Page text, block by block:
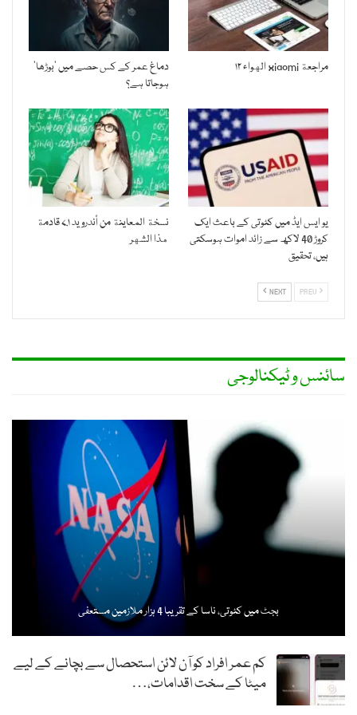
مراجعة xiaomi الهواء ۱۲
دماغ عمر کے کس حصے میں ’بوڑھا‘
ہوجاتا ہے؟
یو ایس ایڈ میں کٹوتی کے باعث ایک
کروڑ 40 لاکھ سے زائد اموات ہوسکتی
ہیں، تحقیق
نسخة المعاينة من أندرويد ۷.۱ قادمة
هذا الشهر
NEXT
سائنس و ٹیکنالوجی
بجٹ میں کٹوتی، ناسا کے تقریبا 4 ہزار ملازمین مستعفی
کم عمر افراد کو آن لائن استحصال سے بچانے کے لیے
میٹا کے سخت اقدامات،…